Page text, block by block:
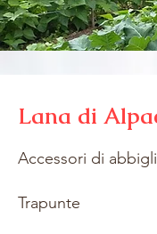
Lana di
Accessori di
Trapunte